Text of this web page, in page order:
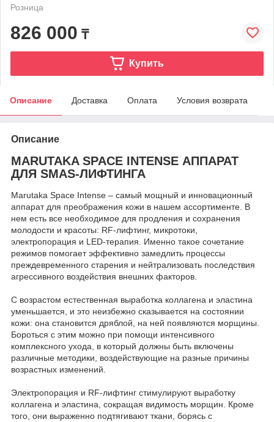
Розница
826 000 ₸
Купить
Описание Доставка Оплата Условия возврата
Описание
MARUTAKA SPACE INTENSE АППАРАТ
ДЛЯ SMAS-ЛИФТИНГА
Marutaka Space Intense – самый мощный и инновационный
аппарат для преображения кожи в нашем ассортименте. В
нем есть все необходимое для продления и сохранения
молодости и красоты: RF-лифтинг, микротоки,
электропорация и LED-терапия. Именно такое сочетание
режимов помогает эффективно замедлить процессы
преждевременного старения и нейтрализовать последствия
агрессивного воздействия внешних факторов.
С возрастом естественная выработка коллагена и эластина
уменьшается, и это неизбежно сказывается на состоянии
кожи: она становится дряблой, на ней появляются морщины.
Бороться с этим можно при помощи интенсивного
комплексного ухода, в который должны быть включены
различные методики, воздействующие на разные причины
возрастных изменений.
Электропорация и RF-лифтинг стимулируют выработку
коллагена и эластина, сокращая видимость морщин. Кроме
того, они выраженно подтягивают ткани, борясь с